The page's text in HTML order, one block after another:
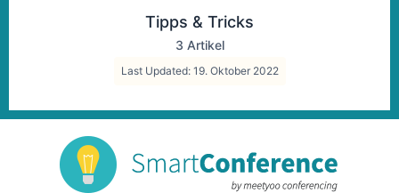
Tipps & Tricks
3 Artikel
Last Updated: 19. Oktober 2022